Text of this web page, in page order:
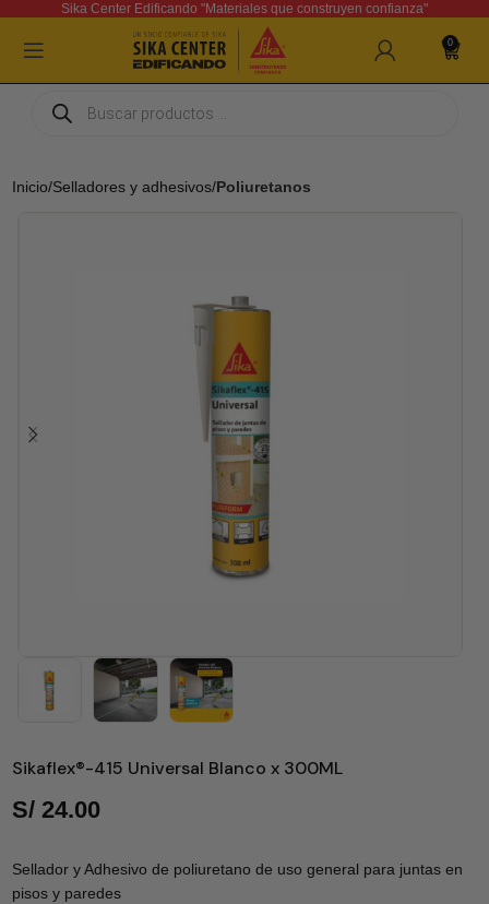
Sika Center Edificando "Materiales que construyen confianza"
0
Inicio Selladores y adhesivos Poliuretanos
Sikaflex®-415 Universal Blanco x 300ML
S/24.00
Sellador y Adhesivo de poliuretano de uso general para juntas en
pisos y paredes